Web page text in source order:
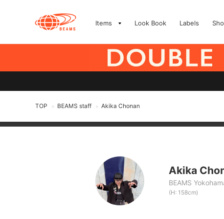
Items Look Book Labels
TOP > BEAMS staff > Akika Chonan
Akika
BEAMS
(H: 158cm)